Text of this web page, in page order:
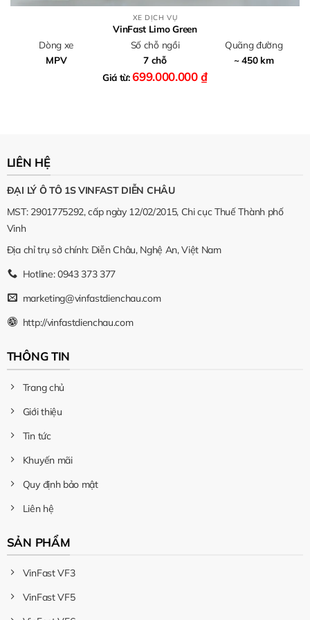
XE DỊCH VỤ
VinFast Limo Green
Dòng xe
MPV
Số chỗ ngồi
7 chỗ
Quãng đường
~ 450 km
Giá từ:699.000.000₫
LIÊN HỆ
ĐẠI LÝ Ô TÔ 1S VINFAST DIỄN CHÂU
MST: 2901775292, cấp ngày 12/02/2015, Chi cục Thuế Thành phố
Vinh
Địa chỉ trụ sở chính: Diễn Châu, Nghệ An, Việt Nam
Hotline: 0943 373 377
marketing@vinfastdienchau.com
http://vinfastdienchau.com
THÔNG TIN
Trang chủ
Giới thiệu
Tin tức
Khuyến mãi
Quy định bảo mật
Liên hệ
SẢN PHẨM
VinFast VF3
VinFast VF5